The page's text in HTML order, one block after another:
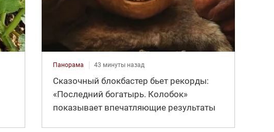
Панорама 43 минуты назад
Сказочный блокбастер бьет рекорды:
«Последний богатырь. Колобок»
показывает впечатляющие результаты